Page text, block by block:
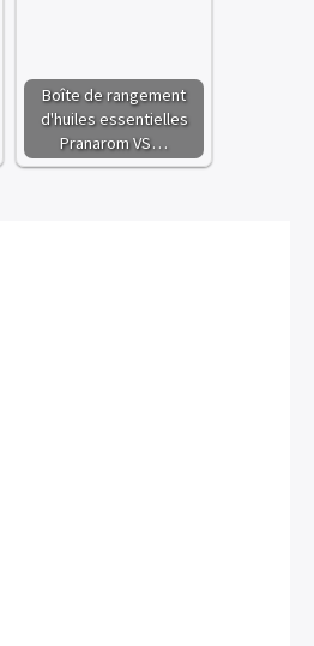
Boîte de rangement
d'huiles essentielles
Pranarom VS…